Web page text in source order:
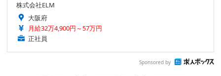
株式会社ELM
大阪府
月給32万4,900円～57万円
正社員
Sponsored by